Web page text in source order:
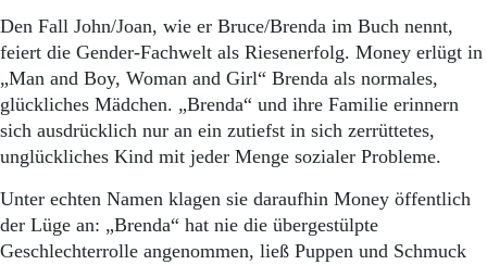
Den Fall John/Joan, wie er Bruce/Brenda im Buch nennt,
feiert die Gender-Fachwelt als Riesenerfolg. Money erlügt in
„Man and Boy, Woman and Girl“ Brenda als normales,
glückliches Mädchen. „Brenda“ und ihre Familie erinnern
sich ausdrücklich nur an ein zutiefst in sich zerrüttetes,
unglückliches Kind mit jeder Menge sozialer Probleme.
Unter echten Namen klagen sie daraufhin Money öffentlich
der Lüge an: „Brenda“ hat nie die übergestülpte
Geschlechterrolle angenommen, ließ Puppen und Schmuck